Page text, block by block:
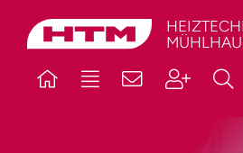
content